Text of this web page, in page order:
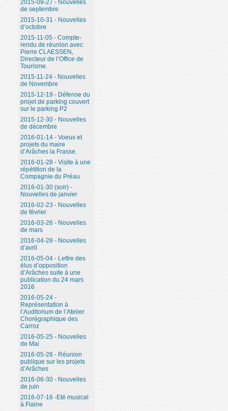
2015-09-27 - Nouvelles
de septembre
2015-10-31 - Nouvelles
d’octobre
2015-11-05 - Compte-
rendu de réunion avec
Pierre CLAESSEN,
Directeur de l’Office de
Tourisme.
2015-11-24 - Nouvelles
de Novembre
2015-12-19 - Défense du
projet de parking couvert
sur le parking P2
2015-12-30 - Nouvelles
de décembre
2016-01-14 - Voeux et
projets du maire
d’Arâches la Frasse.
2016-01-28 - Visite à une
répétition de la
Compagnie du Préau
2016-01-30 (soir) -
Nouvelles de janvier
2016-02-23 - Nouvelles
de février
2016-03-26 - Nouvelles
de mars
2016-04-28 - Nouvelles
d’avril
2016-05-04 - Lettre des
élus d’opposition
d’Arâches suite à une
publication du 24 mars
2016
2016-05-24 -
Représentation à
l’Auditorium de l’Atelier
Chorégraphique des
Carroz
2016-05-25 - Nouvelles
de Mai
2016-05-26 - Réunion
publique sur les projets
d’Arâches
2016-06-30 - Nouvelles
de juin
2016-07-16 -Eté musical
à Flaine